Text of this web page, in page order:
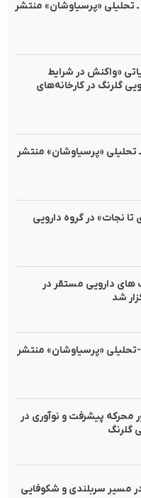
خبری ـ تحلیلی «پرسیاوشان» منتشر
«واکنش در شرایط
گلرنگ در کارخانه‌های
خبری ـ تحلیلی «پرسیاوشان» منتشر
نجات» در گروه دارویی
دارویی مستقر در
شد
خبری-تحلیلی «پرسیاوشان» منتشر
محرکه پیشرفت و نوآوری در
گلرنگ